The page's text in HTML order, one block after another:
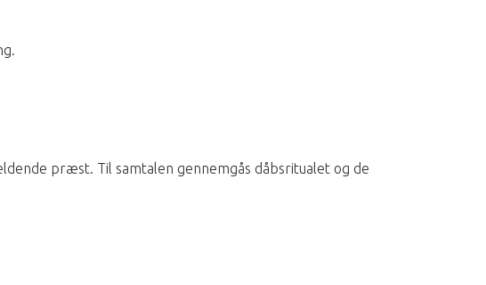
præst. Til samtalen gennemgås dåbsritualet og de